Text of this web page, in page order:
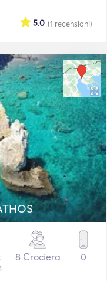
(1 recensioni)
5.0
8 Crociera 0